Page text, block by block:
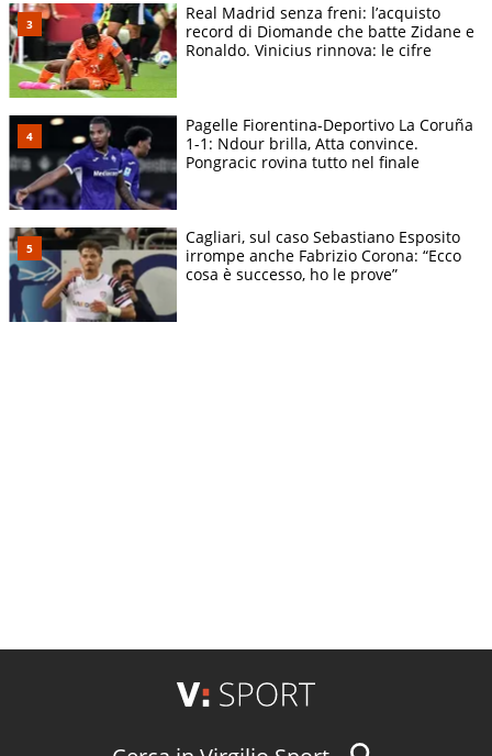
Real Madrid senza freni: l’acquisto
record di Diomande che batte Zidane e
Ronaldo. Vinicius rinnova: le cifre
Pagelle Fiorentina-Deportivo La Coruña
1-1: Ndour brilla, Atta convince.
Pongracic rovina tutto nel finale
Cagliari, sul caso Sebastiano Esposito
irrompe anche Fabrizio Corona: “Ecco
cosa è successo, ho le prove”